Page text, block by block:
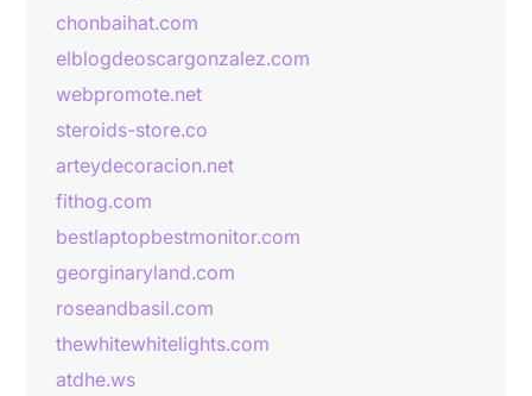
chonbaihat.com
elblogdeoscargonzalez.com
webpromote.net
steroids-store.co
arteydecoracion.net
fithog.com
bestlaptopbestmonitor.com
georginaryland.com
roseandbasil.com
thewhitewhitelights.com
atdhe.ws